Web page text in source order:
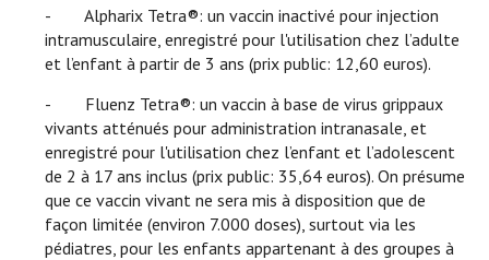
- Alpharix Tetra®: un vaccin inactivé pour injection
intramusculaire, enregistré pour l'utilisation chez l’adulte
et l’enfant à partir de 3 ans (prix public: 12,60 euros).
- Fluenz Tetra®: un vaccin à base de virus grippaux
vivants atténués pour administration intranasale, et
enregistré pour l'utilisation chez l’enfant et l’adolescent
de 2 à 17 ans inclus (prix public: 35,64 euros). On présume
que ce vaccin vivant ne sera mis à disposition que de
façon limitée (environ 7.000 doses), surtout via les
pédiatres, pour les enfants appartenant à des groupes à